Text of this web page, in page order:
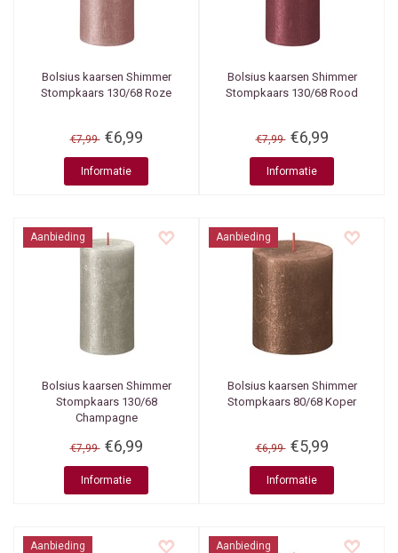
Bolsius kaarsen Shimmer
Stompkaars 130/68 Roze
€7,99 €6,99
Informatie
Bolsius kaarsen Shimmer
Stompkaars 130/68 Rood
€7,99 €6,99
Informatie
Aanbieding
Bolsius kaarsen Shimmer
Stompkaars 130/68
Champagne
€7,99 €6,99
Informatie
Aanbieding
Bolsius kaarsen Shimmer
Stompkaars 80/68 Koper
€6,99 €5,99
Informatie
Aanbieding Aanbieding